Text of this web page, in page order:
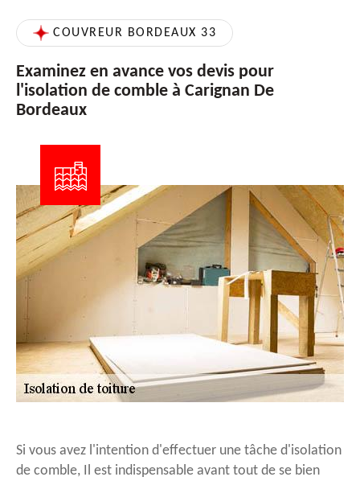
COUVREUR BORDEAUX 33
Examinez en avance vos devis pour
l'isolation de comble à Carignan De
Bordeaux
Si vous avez l'intention d'effectuer une tâche d'isolation
de comble, Il est indispensable avant tout de se bien